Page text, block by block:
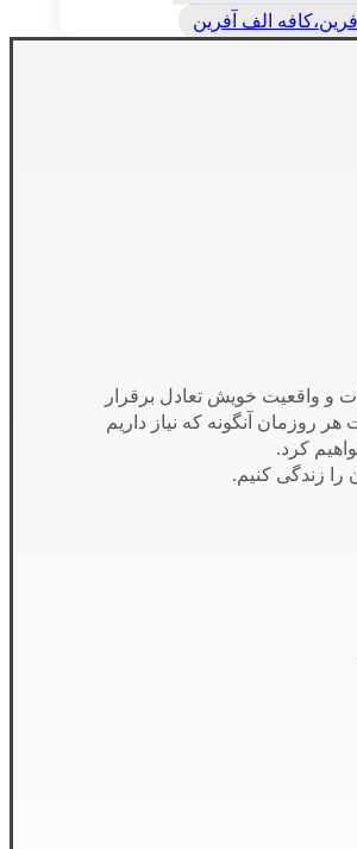
الف آفرین
و واقعیت خویش تعادل برقرار
هر روزمان آنگونه که نیاز داریم
کرد.
را زندگی کنیم.